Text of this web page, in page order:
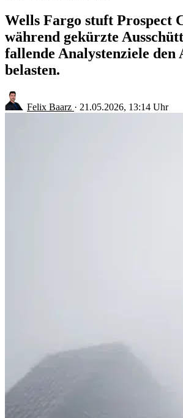
Wells Fargo stuft Prospect
während gekürzte
fallende Analystenziele den
belasten.
Felix Baarz · 21.05.2026, 13:14 Uhr